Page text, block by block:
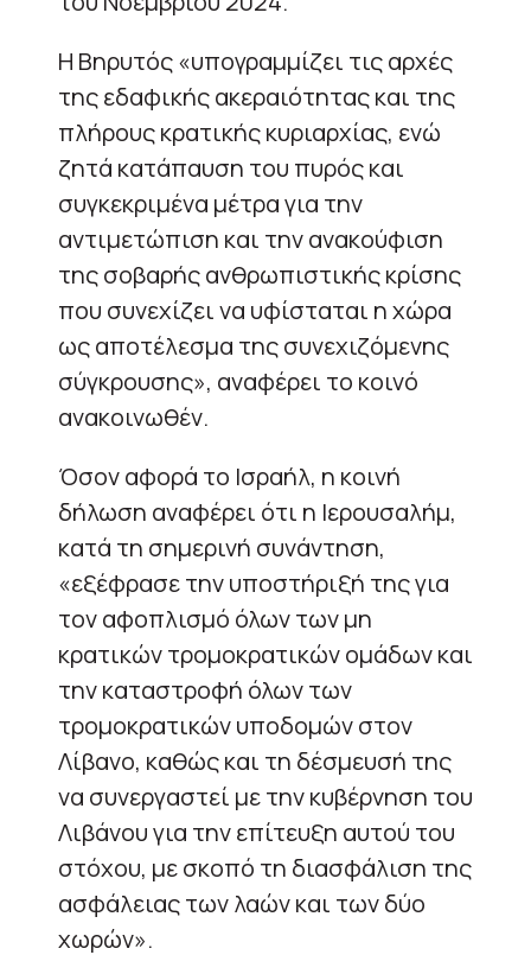
Η Βηρυτός «υπογραμμίζει τις αρχές
της εδαφικής ακεραιότητας και της
πλήρους κρατικής κυριαρχίας, ενώ
ζητά κατάπαυση του πυρός και
συγκεκριμένα μέτρα για την
αντιμετώπιση και την ανακούφιση
της σοβαρής ανθρωπιστικής κρίσης
που συνεχίζει να υφίσταται η χώρα
ως αποτέλεσμα της συνεχιζόμενης
σύγκρουσης», αναφέρει το κοινό
ανακοινωθέν.
Όσον αφορά το Ισραήλ, η κοινή
δήλωση αναφέρει ότι η Ιερουσαλήμ,
κατά τη σημερινή συνάντηση,
«εξέφρασε την υποστήριξή της για
τον αφοπλισμό όλων των μη
κρατικών τρομοκρατικών ομάδων και
την καταστροφή όλων των
τρομοκρατικών υποδομών στον
Λίβανο, καθώς και τη δέσμευσή της
να συνεργαστεί με την κυβέρνηση του
Λιβάνου για την επίτευξη αυτού του
στόχου, με σκοπό τη διασφάλιση της
ασφάλειας των λαών και των δύο
χωρών».